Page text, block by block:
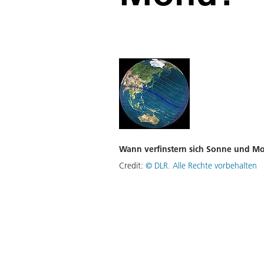
Wann verfinstern sich Sonne und
Credit: © DLR. Alle Rechte vorbehalten